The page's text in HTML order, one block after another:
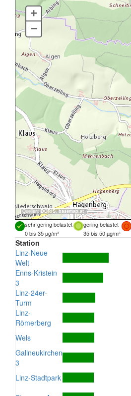
Quellen: DORIS,basemap.at
+
–
sehr gering belastet gering belastet
0 bis 35 µg/m³
35 bis 50 µg/m³
Station
Linz-Neue
Welt
Enns-Kristein
3
Linz-24er-
Turm
Linz-
Römerberg
Wels
Gallneukirchen
3
Linz-Stadtpark